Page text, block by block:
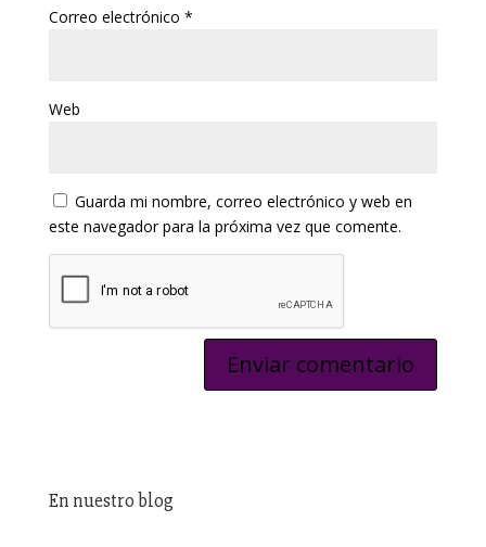
Correo electrónico *
Web
Guarda mi nombre, correo electrónico y web en
este navegador para la próxima vez que comente.
En nuestro blog